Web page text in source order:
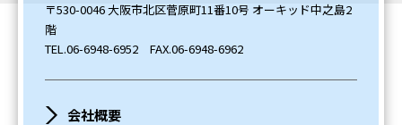
〒530-0046 大阪市北区菅原町11番10号 オーキッド中之島2
階
TEL.06-6948-6952 FAX.06-6948-6962
会社概要